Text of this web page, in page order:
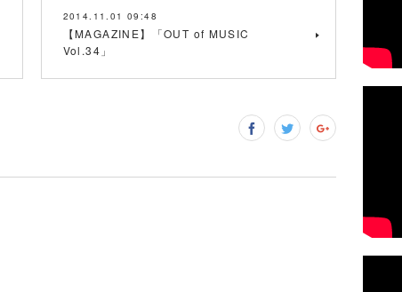
2014.11.01 09:48
【MAGAZINE】「OUT of MUSIC
Vol.34」